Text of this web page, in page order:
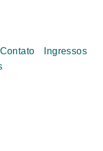
Contato
Ingressos